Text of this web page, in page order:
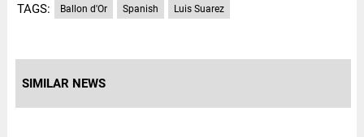
TAGS: Ballon d'Or Spanish Luis Suarez
SIMILAR NEWS